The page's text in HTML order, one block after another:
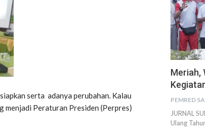
serta adanya perubahan. Kalau
menjadi Peraturan Presiden (Perpres)
Meriah,
JURNAL
Ulang